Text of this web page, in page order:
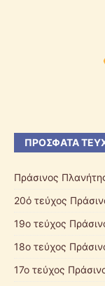
ΠΡΌΣΦΑΤΑ
Πράσινος
20ό τεύχος
19ο τεύχος
18ο τεύχος
17ο τεύχος